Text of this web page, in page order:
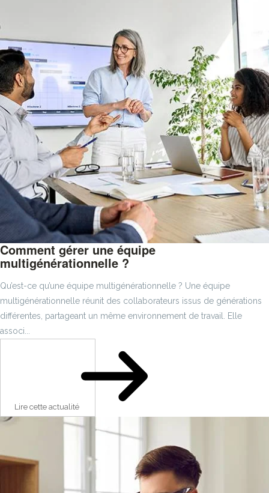
Comment gérer une équipe
multigénérationnelle ?
Qu’est-ce qu’une équipe multigénérationnelle ? Une équipe
multigénérationnelle réunit des collaborateurs issus de générations
différentes, partageant un même environnement de travail. Elle
associ...
Lire cette actualité